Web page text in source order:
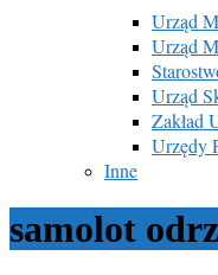
Urząd
Urząd
Urząd
Zakład
Urzędy
Inne
samolot